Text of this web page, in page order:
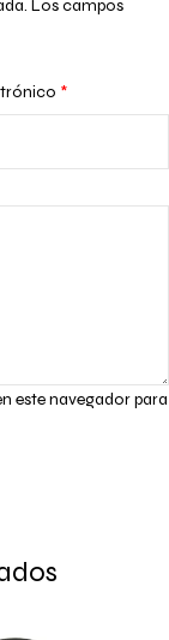
Los campos
*
este navegador para